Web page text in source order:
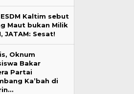
Kaltim sebut
Maut bukan Milik
JATAM: Sesat!
Oknum
Bakar
Partai
Ka’bah di